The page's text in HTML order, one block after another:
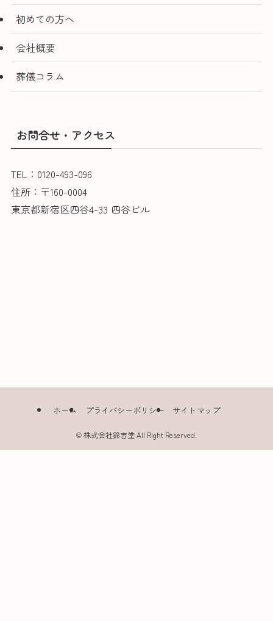
初めての方へ
会社概要
葬儀コラム
お問合せ・アクセス
TEL：0120-493-096
住所：〒160-0004
東京都新宿区四谷4-33 四谷ビル
ホーム プライバシーポリシー サイトマップ
©株式会社鈴吉堂 All Right Reserved.